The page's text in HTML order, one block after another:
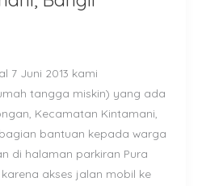
7 Juni 2013 kami
tangga miskin) yang ada
Kecamatan Kintamani,
bantuan kepada warga
di halaman parkiran Pura
akses jalan mobil ke